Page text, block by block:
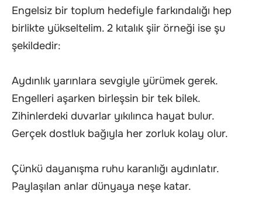
Engelsiz bir toplum hedefiyle farkındalığı hep
birlikte yükseltelim. 2 kıtalık şiir örneği ise şu
şekildedir:
Aydınlık yarınlara sevgiyle yürümek gerek.
Engelleri aşarken birleşsin bir tek bilek.
Zihinlerdeki duvarlar yıkılınca hayat bulur.
Gerçek dostluk bağıyla her zorluk kolay olur.
Çünkü dayanışma ruhu karanlığı aydınlatır.
Paylaşılan anlar dünyaya neşe katar.